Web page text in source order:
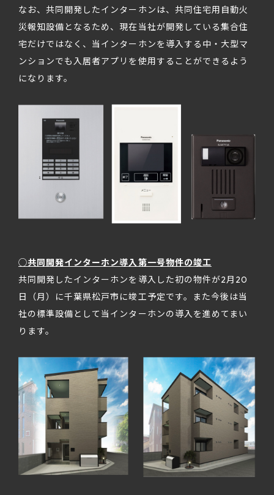
なお、共同開発したインターホンは、共同住宅用自動火
災報知設備となるため、現在当社が開発している集合住
宅だけではなく、当インターホンを導入する中・大型マ
ンションでも入居者アプリを使用することができるよう
になります。
◯共同開発インターホン導入第一号物件の竣工
共同開発したインターホンを導入した初の物件が2月20
日（月）に千葉県松戸市に竣工予定です。また今後は当
社の標準設備として当インターホンの導入を進めてまい
ります。